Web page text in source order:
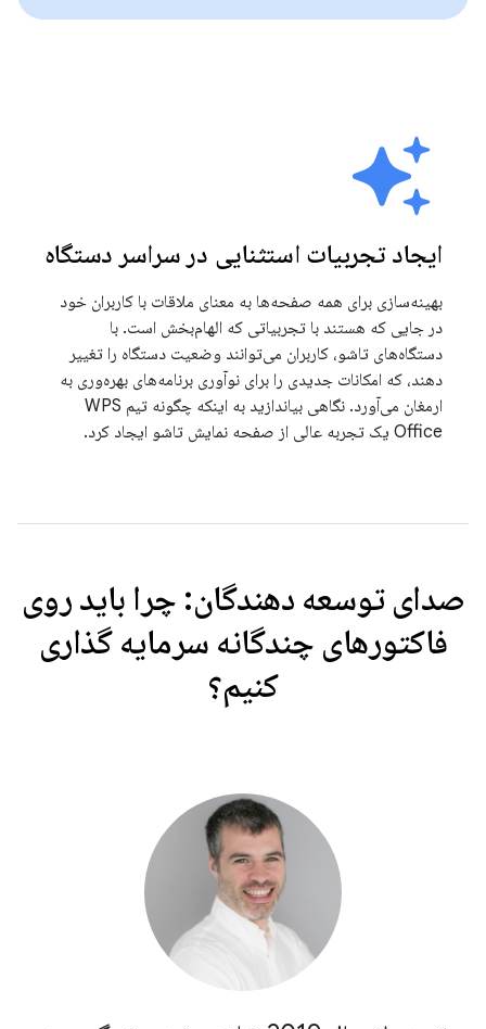
ایجاد تجربیات استثنایی در سراسر دستگاه
بهینه‌سازی برای همه صفحه‌ها به معنای ملاقات با کاربران خود
در جایی که هستند با تجربیاتی که الهام‌بخش است. با
دستگاه‌های تاشو، کاربران می‌توانند وضعیت دستگاه را تغییر
دهند، که امکانات جدیدی را برای نوآوری برنامه‌های بهره‌وری به
ارمغان می‌آورد. نگاهی بیاندازید به اینکه چگونه تیم WPS
Office یک تجربه عالی از صفحه نمایش تاشو ایجاد کرد.
صدای توسعه دهندگان: چرا باید روی
فاکتورهای چندگانه سرمایه گذاری
کنیم؟